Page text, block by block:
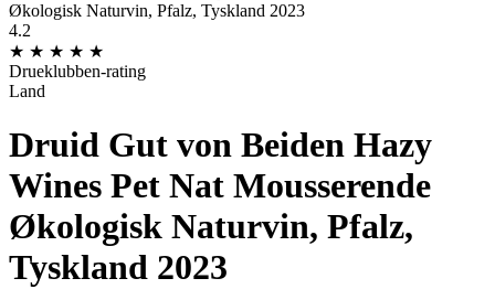
4.2
★ ★ ★ ★ ★
Drueklubben-rating
Land
Druid Gut von Beiden Hazy
Wines Pet Nat Mousserende
Økologisk Naturvin, Pfalz,
Tyskland 2023